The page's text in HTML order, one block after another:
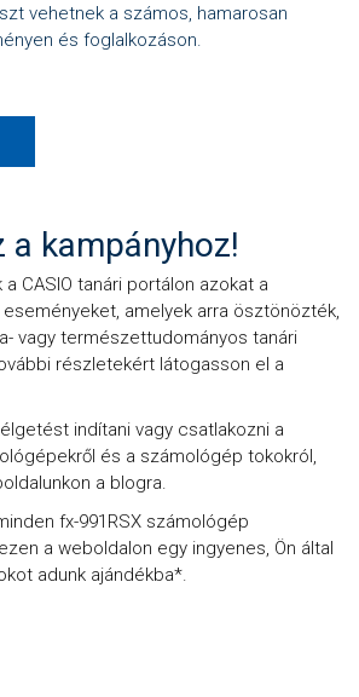
vehetnek a számos, hamarosan
és foglalkozáson.
a kampányhoz!
CASIO tanári portálon azokat a
amelyek arra ösztönözték,
vagy természettudományos tanári
részletekért látogasson el a
indítani vagy csatlakozni a
és a számológép tokokról,
a blogra.
fx-991RSX számológép
a weboldalon egy ingyenes, Ön által
adunk ajándékba*.